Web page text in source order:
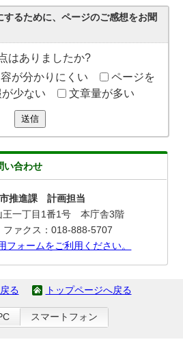
するために、ページのご感想をお聞
はありましたか?
が分かりにくい
ページを
少ない 文章量が多い
送信
い合わせ
推進課 計画担当
一丁目1番1号 本庁舎3階
ァクス：018-888-5707
フォームをご利用ください。
る トップページへ戻る
スマートフォン